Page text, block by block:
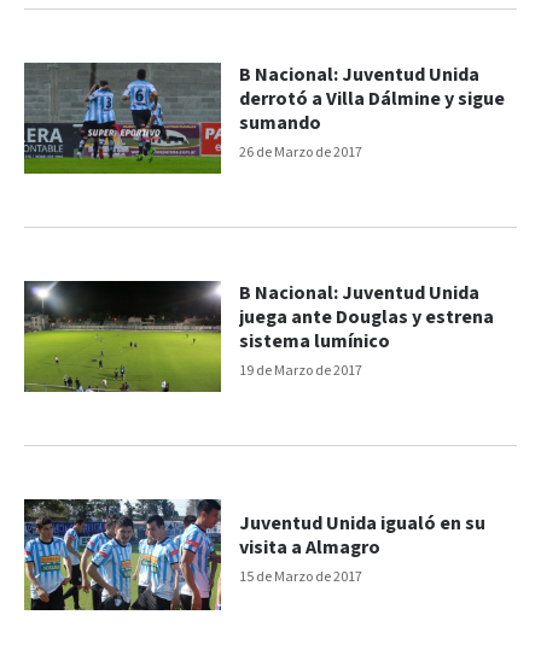
26 de Marzo de 2017
B Nacional: Juventud Unida
derrotó a Villa Dálmine y sigue
sumando
19 de Marzo de 2017
B Nacional: Juventud Unida
juega ante Douglas y estrena
sistema lumínico
15 de Marzo de 2017
Juventud Unida igualó en su
visita a Almagro